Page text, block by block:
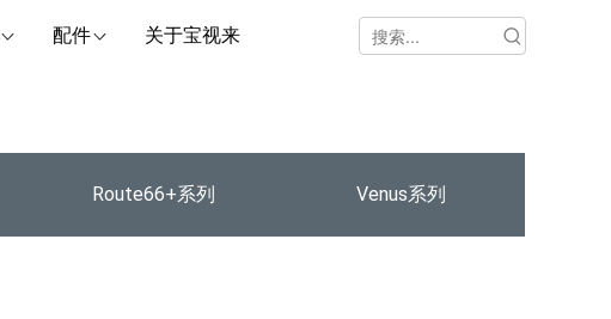
配件 关于宝视来
Route66+系列 Venus系列